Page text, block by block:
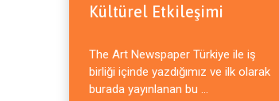
Kültürel Etkileşimi
The Art Newspaper Türkiye ile iş
birliği içinde yazdığımız ve ilk olarak
burada yayınlanan bu ...